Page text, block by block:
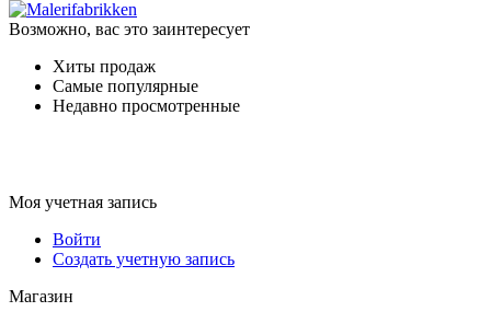
Возможно, вас это заинтересует
Хиты продаж
Самые популярные
Недавно просмотренные
Моя учетная запись
Войти
Создать учетную запись
Магазин